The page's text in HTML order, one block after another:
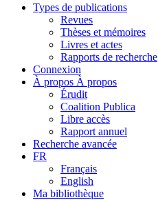
Types de publications
Revues
Thèses et mémoires
Livres et actes
Rapports de recherche
Connexion
À propos À propos
Érudit
Coalition Publica
Libre accès
Rapport annuel
Recherche avancée
FR
Français
English
Ma bibliothèque